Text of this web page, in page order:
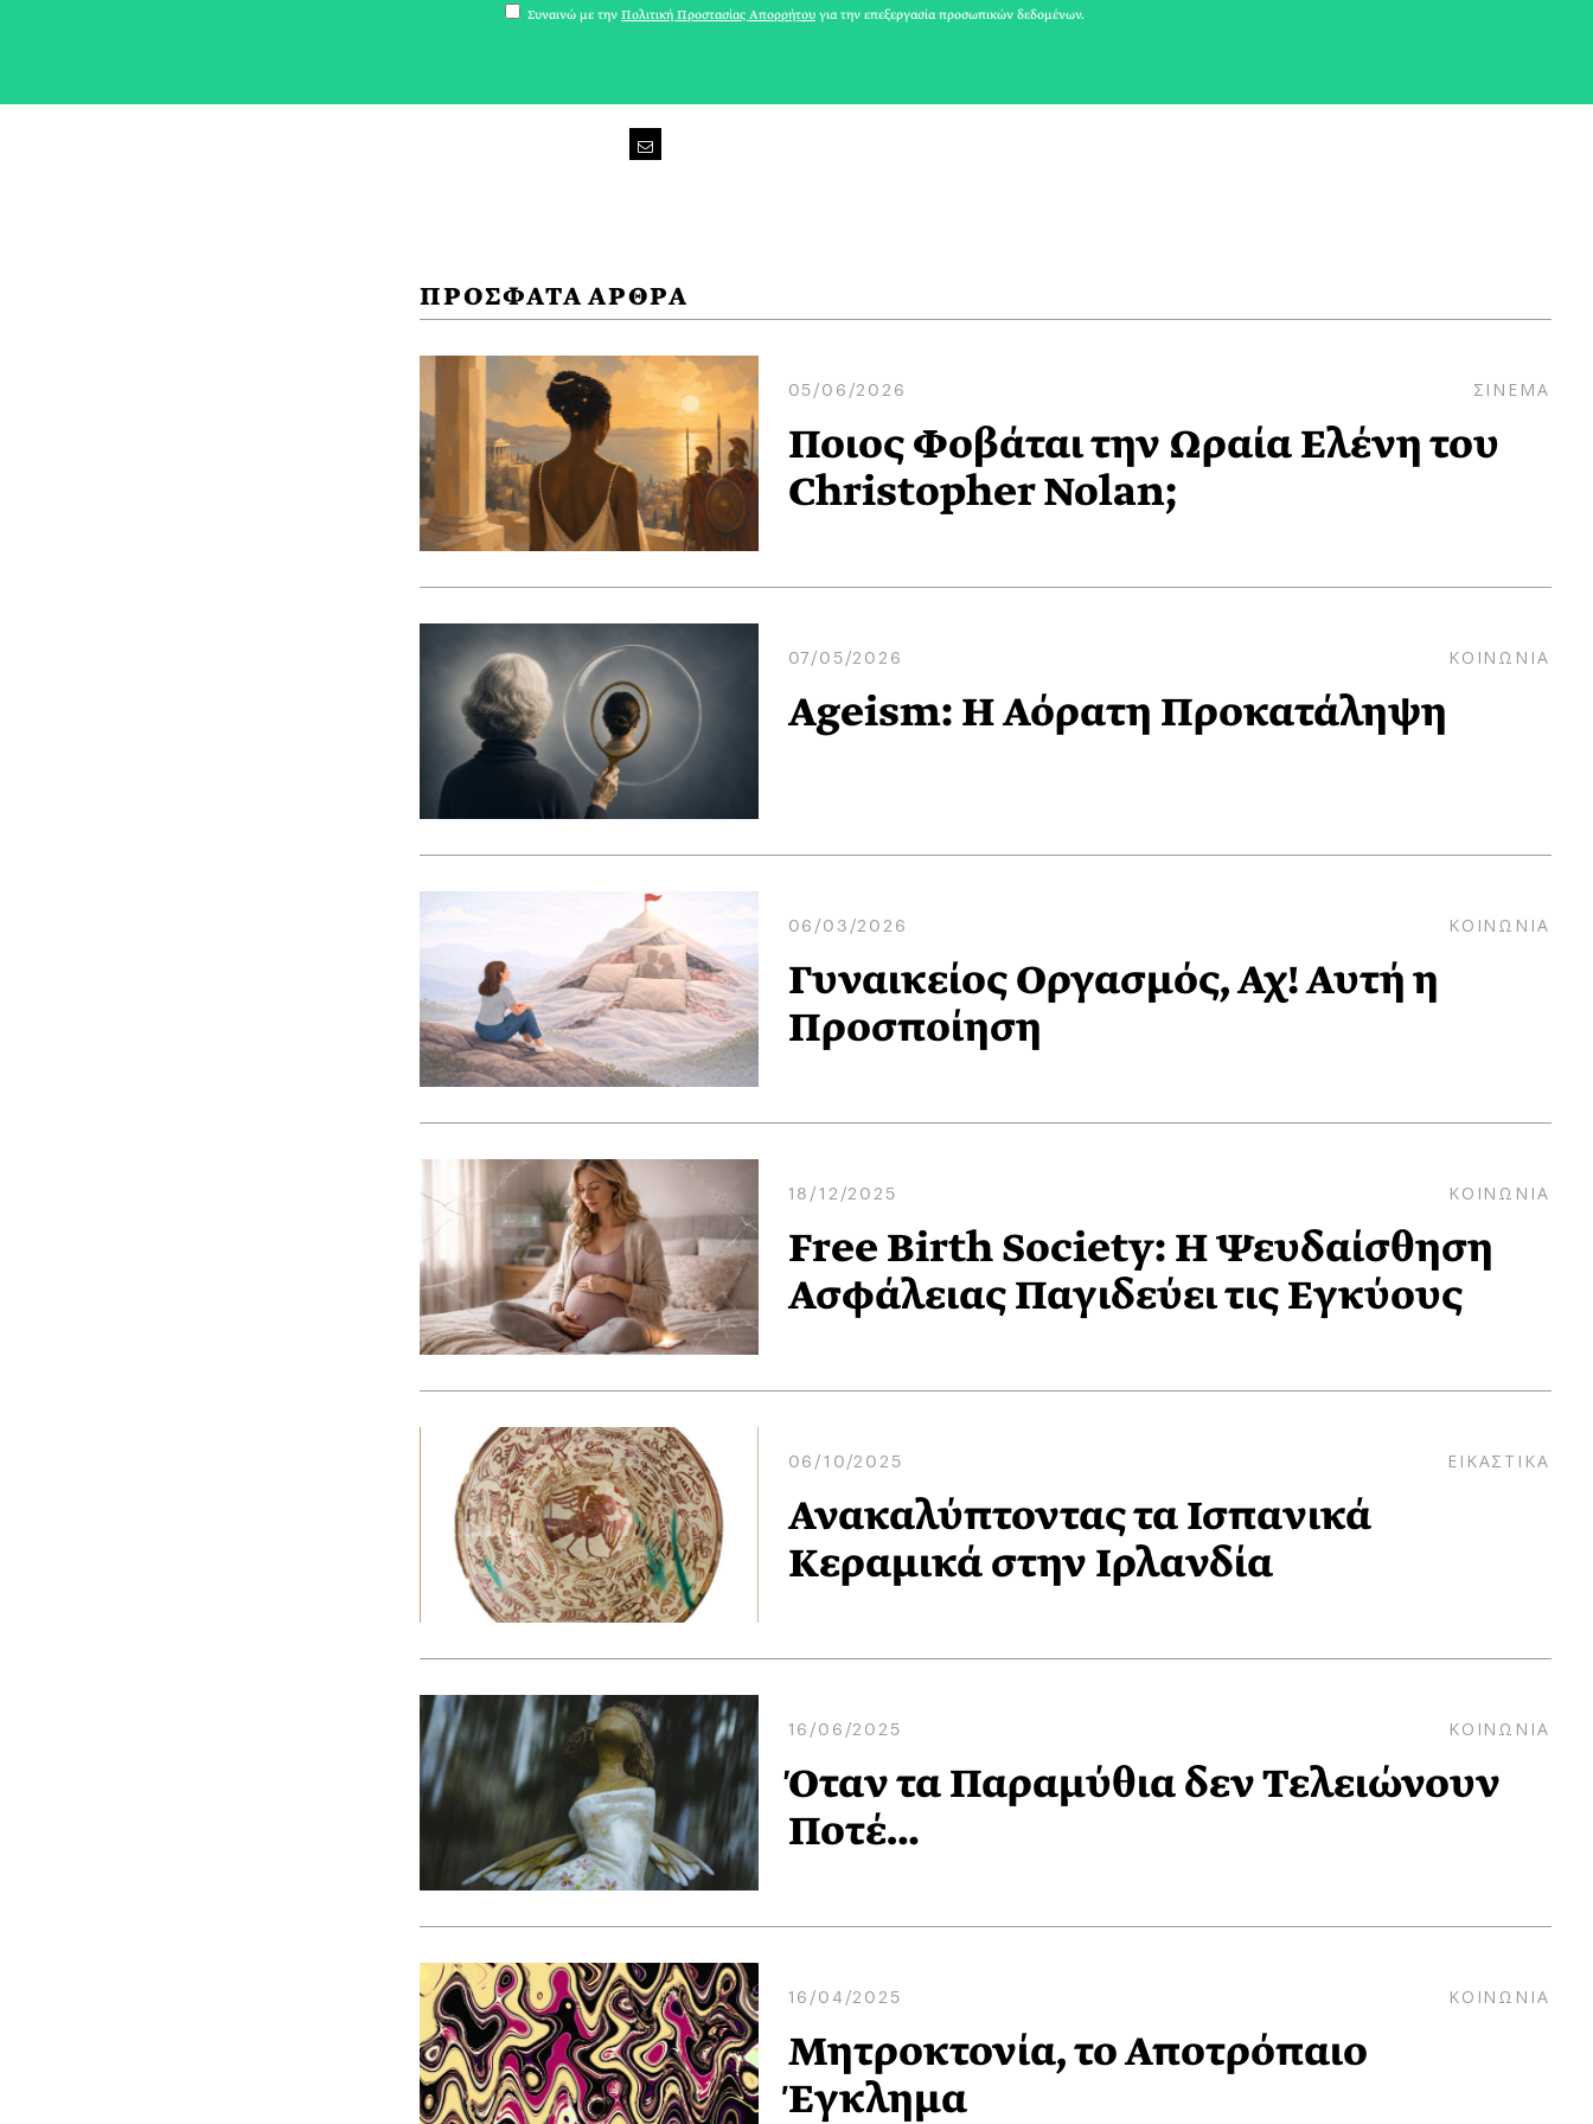
ΠΡΟΣΦΑΤΑ ΑΡΘΡΑ
05/06/2026 ΣΙΝΕΜΑ
Ποιος Φοβάται την Ωραία Ελένη του
Christopher Nolan;
07/05/2026 ΚΟΙΝΩΝΙΑ
Ageism: Η Αόρατη Προκατάληψη
06/03/2026 ΚΟΙΝΩΝΙΑ
Γυναικείος Oργασμός, Αχ! Αυτή η
Προσποίηση
18/12/2025 ΚΟΙΝΩΝΙΑ
Free Birth Society: Η Ψευδαίσθηση
Ασφάλειας Παγιδεύει τις Εγκύους
06/10/2025 ΕΙΚΑΣΤΙΚΑ
Ανακαλύπτοντας τα Ισπανικά
Kεραμικά στην Ιρλανδία
16/06/2025 ΚΟΙΝΩΝΙΑ
Όταν τα Παραμύθια δεν Τελειώνουν
Ποτέ…
16/04/2025 ΚΟΙΝΩΝΙΑ
Μητροκτονία, το Αποτρόπαιο
Έγκλημα
Συναινώ με την Πολιτική Προστασίας Απορρήτου για την επεξεργασία προσωπικών δεδομένων.